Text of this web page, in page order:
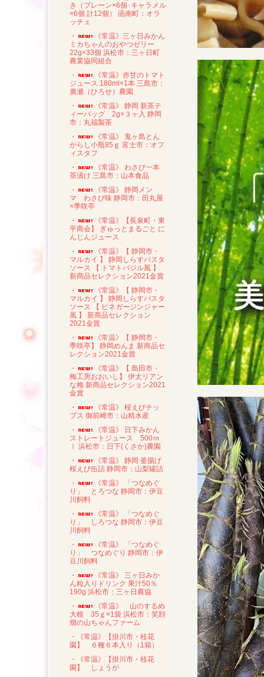
き（プレーン×6個･キャラメル
×6個 計12個） 函南町：オラ
ッチェ
・
《常温》三ヶ日みかん
ミカちゃんのおやつゼリー
22g×33個 浜松市：三ヶ日町
農業協同組合
・
《常温》赤甘のトマト
ジュース 180ml×1本 三島市：
廣瀬（ひろせ）農園
・
《常温》 静岡 新茶テ
ィーバッグ 2g×３ヶ入 静岡
市：丸福製茶
・
《常温》 鬼ヶ島とん
がらし小瓶85ｇ 富士市：オフ
ィスタフ
・
《常温》 わさび一本
茶漬け 三島市：山本食品
・
《常温》 静岡メン
マ わさび味 静岡市：田丸屋
×季咲亭
・
《常温》【長泉町・東
平商会】 ぎゅっとまるごと に
んじんジュース
・
《常温》【 静岡市・
マルカイ 】 静岡しらすパスタ
ソース 【 トマトバジル風 】
新商品セレクション2021金賞
・
《常温》【 静岡市・
マルカイ 】 静岡しらすパスタ
ソース 【 ビネガージンジャー
風 】 新商品セレクション
2021金賞
・
《常温》【 静岡市・
季咲亭】 静岡めんま 新商品セ
レクション2021金賞
・
《常温》【 島田市・
梅工房おおいし】 伊太リアン
な梅 新商品セレクション2021
金賞
・
《常温》 桜えびチッ
プス 御前崎市：山精水産
・
《常温》 日下みかん
ストレートジュース 500ｍ
ｌ 浜松市：日下(くさか)農園
・
《常温》 静岡 釜揚げ
桜えび缶詰 静岡市：山梨罐詰
・
《常温》 「つなめぐ
り」 とろつな 静岡市：伊豆
川飼料
・
《常温》 「つなめぐ
り」 しろつな 静岡市：伊豆
川飼料
・
《常温》 「つなめぐ
り」 つなめぐり 静岡市：伊
豆川飼料
・
《常温》 三ヶ日みか
ん粒入りドリンク 果汁50％
190g 浜松市：三ヶ日農協
・
《常温》 山のするめ
大根 35ｇ×1袋 浜松市：笑顔
畑の山ちゃんファーム
・《常温》【掛川市・桂花
園】 ６種６本入り（1箱）
・《常温》【掛川市・桂花
園】 しょうが